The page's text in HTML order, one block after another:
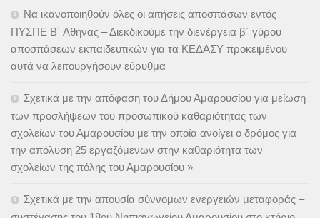
Να ικανοποιηθούν όλες οι αιτήσεις αποσπάσων εντός
ΠΥΣΠΕ Β΄ Αθήνας – Διεκδικούμε την διενέργεια β΄ γύρου
αποσπάσεων εκπαιδευτικών για τα ΚΕΔΑΣΥ προκειμένου
αυτά να λειτουργήσουν εύρυθμα
Σχετικά με την απόφαση του Δήμου Αμαρουσίου για μείωση
των προσλήψεων του προσωπικού καθαριότητας των
σχολείων του Αμαρουσίου με την οποία ανοίγει ο δρόμος για
την απόλυση 25 εργαζόμενων στην καθαριότητα των
σχολείων της πόλης του Αμαρουσίου »
Σχετικά με την απουσία σύννομων ενεργειών μεταφοράς –